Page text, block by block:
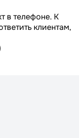
в телефоне. К
клиентам,